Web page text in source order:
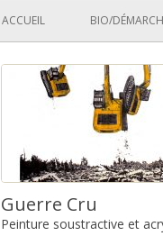
ACCUEIL BIO/
Guerre Cru
Peinture soustractive et